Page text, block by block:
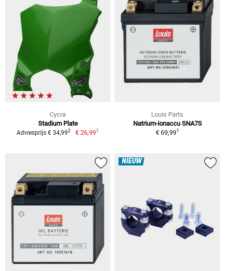
Cycra
Stadium Plate
Adviesprijs € 34,992 € 26,991
Louis Parts
Natrium-ionaccu SNA7S
€ 69,991
NIEUW